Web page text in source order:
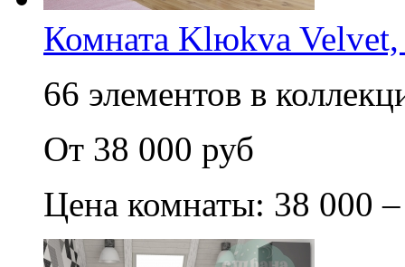
Комната Klюkva Velvet,
66 элементов в
От 38 000 руб
Цена комнаты: 38 000